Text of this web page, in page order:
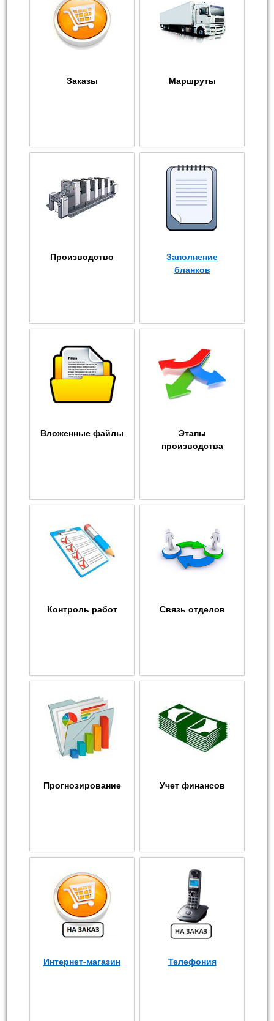
Заказы Маршруты
Производство
Заполнение
бланков
Вложенные файлы
Этапы
производства
Контроль работ Связь отделов
Прогнозирование Учет финансов
Интернет-магазин Телефония